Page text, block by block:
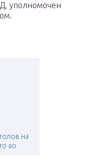
уполномочен
на
ао